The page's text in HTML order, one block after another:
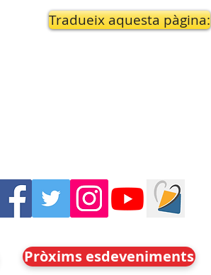
Tradueix aquesta pàgina:
Pròxims esdeveniments